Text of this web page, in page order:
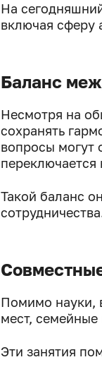
На
включая сферу
Баланс
Несмотря на
сохранять
вопросы могут
Такой баланс
Помимо науки,
мест,
Эти занятия